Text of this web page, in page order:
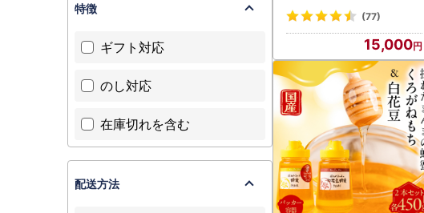
(77)
15,000
特徴
ギフト対応
のし対応
在庫切れを含む
配送方法